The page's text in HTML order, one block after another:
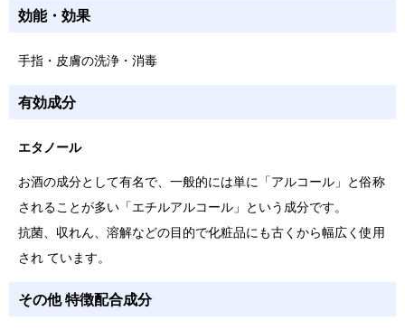
効能・効果
手指・皮膚の洗浄・消毒
有効成分
エタノール
お酒の成分として有名で、一般的には単に「アルコール」と俗称
されることが多い「エチルアルコール」という成分です。
抗菌、収れん、溶解などの目的で化粧品にも古くから幅広く使用
され ています。
その他 特徴配合成分